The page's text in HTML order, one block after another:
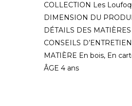
COLLECTION Les
DIMENSION DU
DÉTAILS DES
CONSEILS
MATIÈRE En bois, En
ÂGE 4 ans